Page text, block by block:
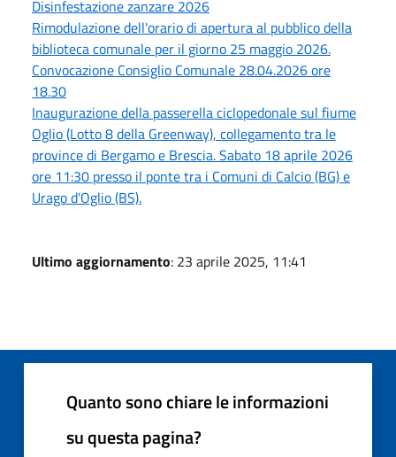
Disinfestazione zanzare 2026
Rimodulazione dell'orario di apertura al pubblico della
biblioteca comunale per il giorno 25 maggio 2026.
Convocazione Consiglio Comunale 28.04.2026 ore
18.30
Inaugurazione della passerella ciclopedonale sul fiume
Oglio (Lotto 8 della Greenway), collegamento tra le
province di Bergamo e Brescia. Sabato 18 aprile 2026
ore 11:30 presso il ponte tra i Comuni di Calcio (BG) e
Urago d'Oglio (BS).
Ultimo aggiornamento: 23 aprile 2025, 11:41
Quanto sono chiare le informazioni
su questa pagina?